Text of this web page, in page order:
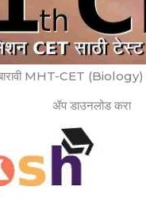
MHT-CET (Biology)
ॲप डाउनलोड करा